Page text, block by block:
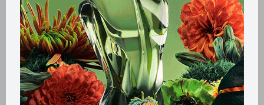
Productos que te pueden interesar